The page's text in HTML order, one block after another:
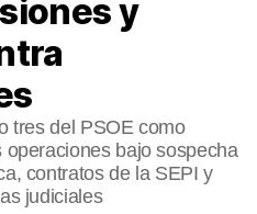
y
tres del PSOE como
bajo sospecha
contratos de la SEPI y
judiciales